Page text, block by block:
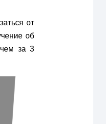
от
об
чем за 3